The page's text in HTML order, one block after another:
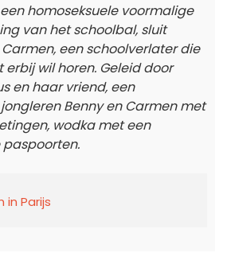
homoseksuele voormalige
van het schoolbal, sluit
een schoolverlater die
erbij wil horen. Geleid door
en haar vriend, een
Benny en Carmen met
wodka met een
in Parijs